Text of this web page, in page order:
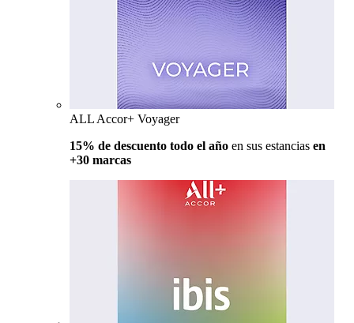
ALL Accor+ Voyager
15% de descuento todo el año en sus estancias en
+30 marcas